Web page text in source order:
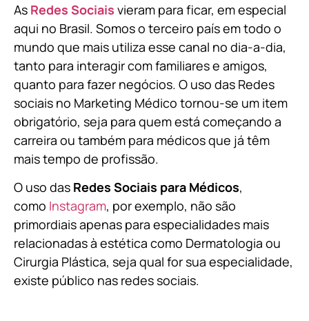
As Redes Sociais vieram para ficar, em especial
aqui no Brasil. Somos o terceiro país em todo o
mundo que mais utiliza esse canal no dia-a-dia,
tanto para interagir com familiares e amigos,
quanto para fazer negócios. O uso das Redes
sociais no Marketing Médico tornou-se um item
obrigatório, seja para quem está começando a
carreira ou também para médicos que já têm
mais tempo de profissão.
O uso das Redes Sociais para Médicos,
como Instagram, por exemplo, não são
primordiais apenas para especialidades mais
relacionadas à estética como Dermatologia ou
Cirurgia Plástica, seja qual for sua especialidade,
existe público nas redes sociais.